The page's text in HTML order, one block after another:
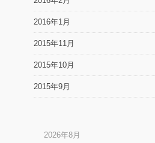
2016年1月
2015年11月
2015年10月
2015年9月
2026年8月